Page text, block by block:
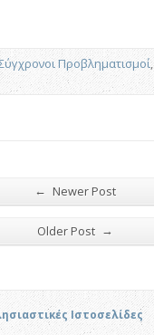
Προβληματισμοί,
← Newer Post
Older Post →
Ιστοσελίδες